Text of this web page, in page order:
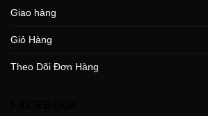
Giao hàng
Giỏ Hàng
Theo Dõi Đơn Hàng